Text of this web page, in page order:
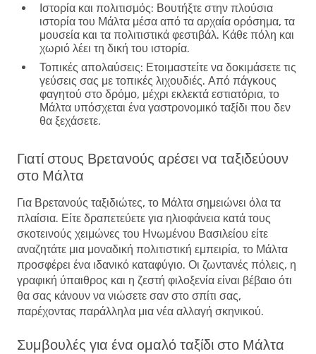
Ιστορία και πολιτισμός: Βουτήξτε στην πλούσια
ιστορία του Μάλτα μέσα από τα αρχαία ορόσημα, τα
μουσεία και τα πολιτιστικά φεστιβάλ. Κάθε πόλη και
χωριό λέει τη δική του ιστορία.
Τοπικές απολαύσεις: Ετοιμαστείτε να δοκιμάσετε τις
γεύσεις σας με τοπικές λιχουδιές. Από πάγκους
φαγητού στο δρόμο, μέχρι εκλεκτά εστιατόρια, το
Μάλτα υπόσχεται ένα γαστρονομικό ταξίδι που δεν
θα ξεχάσετε.
Γιατί στους Βρετανούς αρέσει να ταξιδεύουν
στο Μάλτα
Για Βρετανούς ταξιδιώτες, το Μάλτα σημειώνει όλα τα
πλαίσια. Είτε δραπετεύετε για ηλιοφάνεια κατά τους
σκοτεινούς χειμώνες του Ηνωμένου Βασιλείου είτε
αναζητάτε μια μοναδική πολιτιστική εμπειρία, το Μάλτα
προσφέρει ένα ιδανικό καταφύγιο. Οι ζωντανές πόλεις, η
γραφική ύπαιθρος και η ζεστή φιλοξενία είναι βέβαιο ότι
θα σας κάνουν να νιώσετε σαν στο σπίτι σας,
παρέχοντας παράλληλα μια νέα αλλαγή σκηνικού.
Συμβουλές για ένα ομαλό ταξίδι στο Μάλτα